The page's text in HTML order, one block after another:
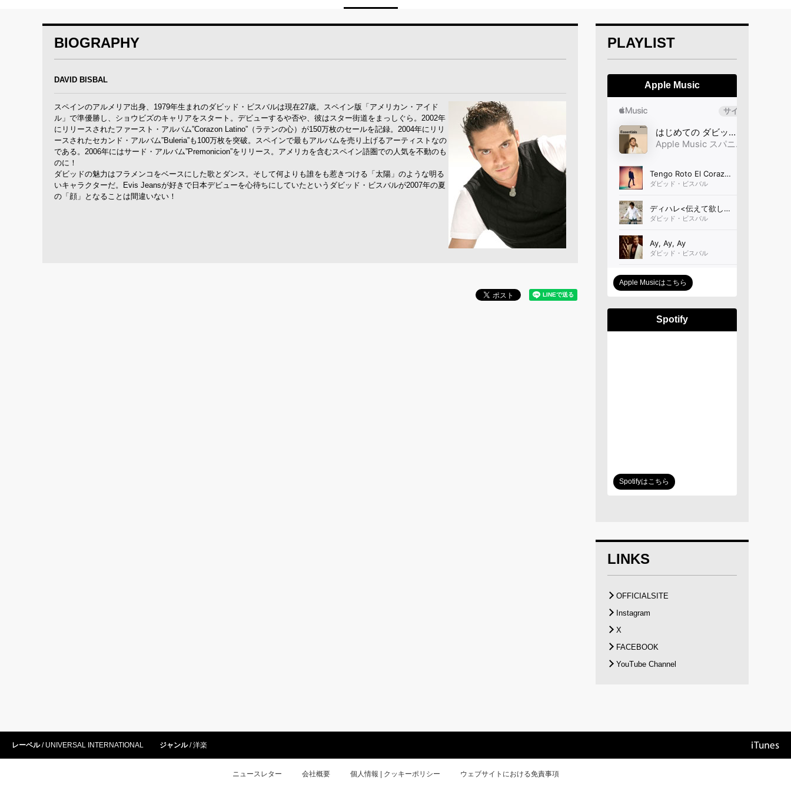
BIOGRAPHY
DAVID BISBAL
スペインのアルメリア出身、1979年生まれのダビッド・ビスバルは現在27歳。スペイン版「アメリカン・アイド
ル」で準優勝し、ショウビズのキャリアをスタート。デビューするや否や、彼はスター街道をまっしぐら。2002年
にリリースされたファースト・アルバム”Corazon Latino”（ラテンの心）が150万枚のセールを記録。2004年にリリ
ースされたセカンド・アルバム”Buleria”も100万枚を突破。スペインで最もアルバムを売り上げるアーティストなの
である。2006年にはサード・アルバム”Premonicion”をリリース。アメリカを含むスペイン語圏での人気を不動のも
のに！
ダビッドの魅力はフラメンコをベースにした歌とダンス。そして何よりも誰をも惹きつける「太陽」のような明る
いキャラクターだ。Evis Jeansが好きで日本デビューを心待ちにしていたというダビッド・ビスバルが2007年の夏
の「顔」となることは間違いない！
PLAYLIST
Apple Music
Apple Musicはこちら
Spotify
Spotifyはこちら
LINKS
OFFICIALSITE
Instagram
X
FACEBOOK
YouTube Channel
レーベル UNIVERSAL INTERNATIONAL ジャンル 洋楽
ニュースレター 会社概要 個人情報 | クッキーポリシー ウェブサイトにおける免責事項